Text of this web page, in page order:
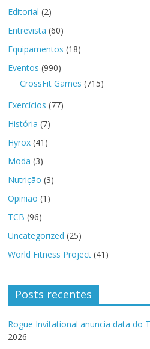
Editorial (2)
Entrevista (60)
Equipamentos (18)
Eventos (990)
CrossFit Games (715)
Exercícios (77)
História (7)
Hyrox (41)
Moda (3)
Nutrição (3)
Opinião (1)
TCB (96)
Uncategorized (25)
World Fitness Project (41)
Posts recentes
Rogue Invitational anuncia data do
2026